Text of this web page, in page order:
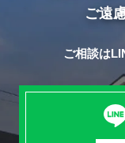
ご遠
ご相談は